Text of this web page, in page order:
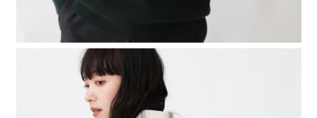
時審查核予不同之上限額度；若仍有額度不足之情形，本公司將視審查結果
請求用戶進行身份認證。
５．嚴禁一人註冊多個帳號或使用他人資訊註冊。若發現惡意使用之情形，
恩沛科技股份有限公司將有權停止該用戶之使用額度並採取法律行動。